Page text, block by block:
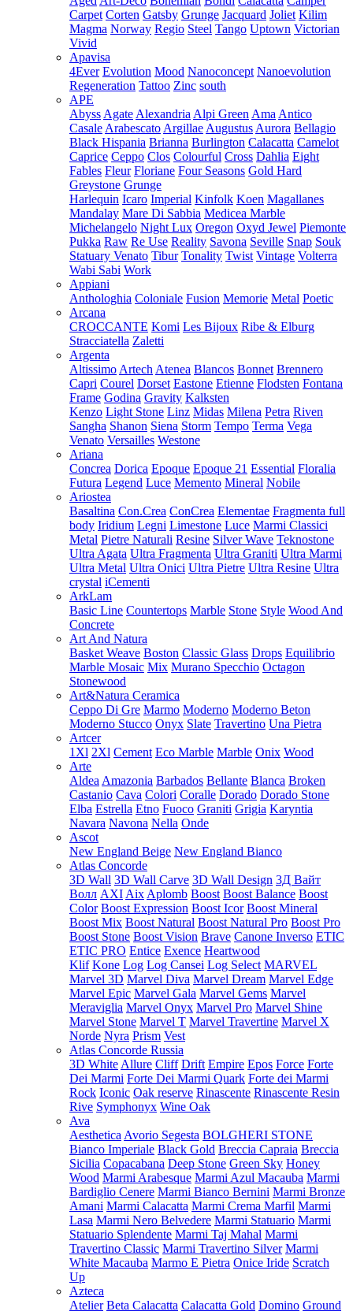
Carpet Corten Gatsby Grunge Jacquard Joliet Kilim
Magma Norway Regio Steel Tango Uptown Victorian
Vivid
Apavisa
4Ever Evolution Mood Nanoconcept Nanoevolution
Regeneration Tattoo Zinc south
APE
Abyss Agate Alexandria Alpi Green Ama Antico
Casale Arabescato Argillae Augustus Aurora Bellagio
Black Hispania Brianna Burlington Calacatta Camelot
Caprice Ceppo Clos Colourful Cross Dahlia Eight
Fables Fleur Floriane Four Seasons Gold Hard
Greystone Grunge
Harlequin Icaro Imperial Kinfolk Koen Magallanes
Mandalay Mare Di Sabbia Medicea Marble
Michelangelo Night Lux Oregon Oxyd Jewel Piemonte
Pukka Raw Re Use Reality Savona Seville Snap Souk
Statuary Venato Tibur Tonality Twist Vintage Volterra
Wabi Sabi Work
Appiani
Anthologhia Coloniale Fusion Memorie Metal Poetic
Arcana
CROCCANTE Komi Les Bijoux Ribe & Elburg
Stracciatella Zaletti
Argenta
Altissimo Artech Atenea Blancos Bonnet Brennero
Capri Courel Dorset Eastone Etienne Flodsten Fontana
Frame Godina Gravity Kalksten
Kenzo Light Stone Linz Midas Milena Petra Riven
Sangha Shanon Siena Storm Tempo Terma Vega
Venato Versailles Westone
Ariana
Concrea Dorica Epoque Epoque 21 Essential Floralia
Futura Legend Luce Memento Mineral Nobile
Ariostea
Basaltina Con.Crea ConCrea Elementae Fragmenta full
body Iridium Legni Limestone Luce Marmi Classici
Metal Pietre Naturali Resine Silver Wave Teknostone
Ultra Agata Ultra Fragmenta Ultra Graniti Ultra Marmi
Ultra Metal Ultra Onici Ultra Pietre Ultra Resine Ultra
crystal iCementi
ArkLam
Basic Line Countertops Marble Stone Style Wood And
Concrete
Art And Natura
Basket Weave Boston Classic Glass Drops Equilibrio
Marble Mosaic Mix Murano Specchio Octagon
Stonewood
Art&Natura Ceramica
Ceppo Di Gre Marmo Moderno Moderno Beton
Moderno Stucco Onyx Slate Travertino Una Pietra
Artcer
1Xl 2Xl Cement Eco Marble Marble Onix Wood
Arte
Aldea Amazonia Barbados Bellante Blanca Broken
Castanio Cava Colori Coralle Dorado Dorado Stone
Elba Estrella Etno Fuoco Graniti Grigia Karyntia
Navara Navona Nella Onde
Ascot
New England Beige New England Bianco
Atlas Concorde
3D Wall 3D Wall Carve 3D Wall Design 3Д Вайт
Волл AXI Aix Aplomb Boost Boost Balance Boost
Color Boost Expression Boost Icor Boost Mineral
Boost Mix Boost Natural Boost Natural Pro Boost Pro
Boost Stone Boost Vision Brave Canone Inverso ETIC
ETIC PRO Entice Exence Heartwood
Klif Kone Log Log Cansei Log Select MARVEL
Marvel 3D Marvel Diva Marvel Dream Marvel Edge
Marvel Epic Marvel Gala Marvel Gems Marvel
Meraviglia Marvel Onyx Marvel Pro Marvel Shine
Marvel Stone Marvel T Marvel Travertine Marvel X
Norde Nyra Prism Vest
Atlas Concorde Russia
3D White Allure Cliff Drift Empire Epos Force Forte
Dei Marmi Forte Dei Marmi Quark Forte dei Marmi
Rock Iconic Oak reserve Rinascente Rinascente Resin
Rive Symphonyx Wine Oak
Ava
Aesthetica Avorio Segesta BOLGHERI STONE
Bianco Imperiale Black Gold Breccia Capraia Breccia
Sicilia Copacabana Deep Stone Green Sky Honey
Wood Marmi Arabesque Marmi Azul Macauba Marmi
Bardiglio Cenere Marmi Bianco Bernini Marmi Bronze
Amani Marmi Calacatta Marmi Crema Marfil Marmi
Lasa Marmi Nero Belvedere Marmi Statuario Marmi
Statuario Splendente Marmi Taj Mahal Marmi
Travertino Classic Marmi Travertino Silver Marmi
White Macauba Marmo E Pietra Onice Iride Scratch
Up
Azteca
Atelier Beta Calacatta Calacatta Gold Domino Ground